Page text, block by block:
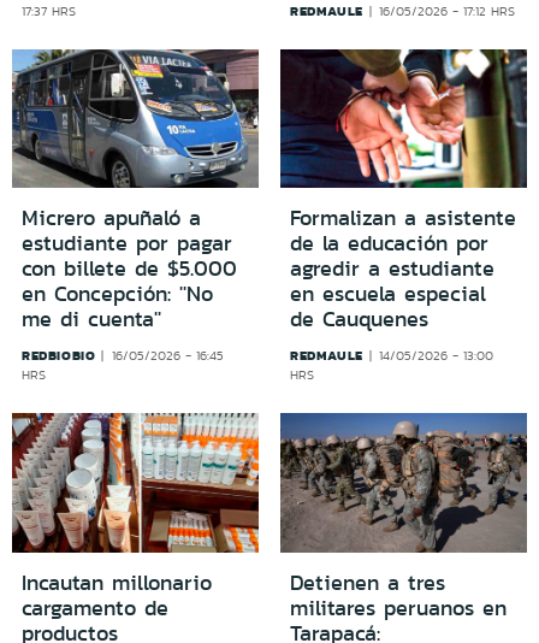
17:37 HRS
REDMAULE 16/05/2026 - 17:12 HRS
Micrero apuñaló a
estudiante por pagar
con billete de $5.000
en Concepción: ''No
me di cuenta''
REDBIOBIO
16/05/2026 - 16:45
HRS
Formalizan a asistente
de la educación por
agredir a estudiante
en escuela especial
de Cauquenes
REDMAULE
14/05/2026 - 13:00
HRS
Incautan millonario
cargamento de
productos
Detienen a tres
militares peruanos en
Tarapacá: